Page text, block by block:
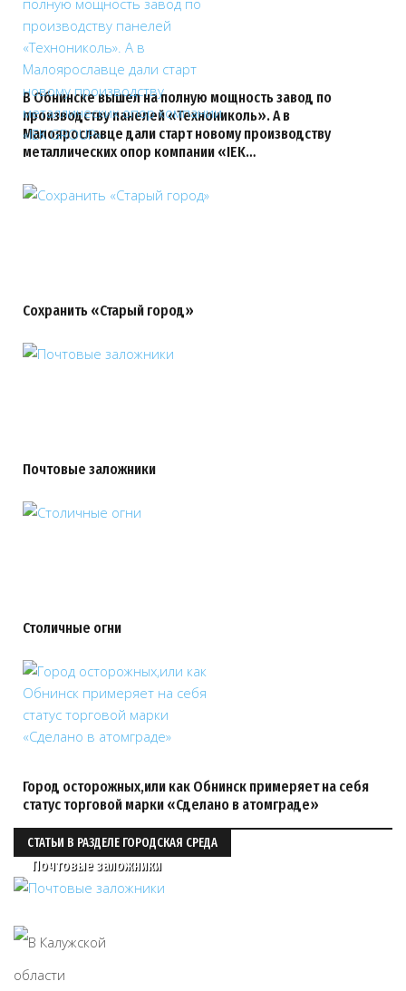
В Обнинске вышел на полную мощность завод по
производству панелей «Технониколь». А в
Малоярославце дали старт новому производству
металлических опор компании «IEK…
Сохранить «Старый город»
Почтовые заложники
Столичные огни
Город осторожных,или как Обнинск примеряет на себя
статус торговой марки «Сделано в атомграде»
СТАТЬИ В РАЗДЕЛЕ ГОРОДСКАЯ СРЕДА
Почтовые заложники